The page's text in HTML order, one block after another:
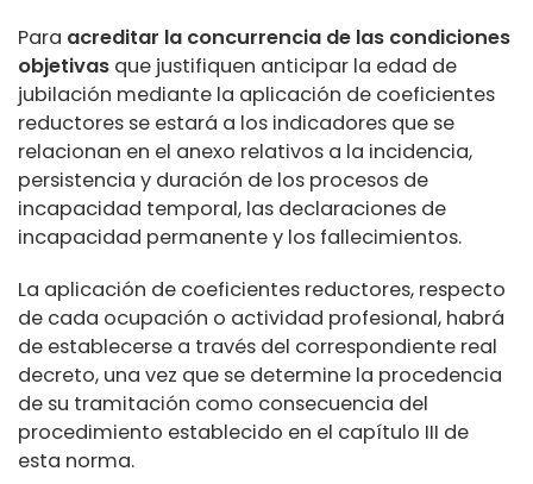
Para acreditar la concurrencia de las condiciones
objetivas que justifiquen anticipar la edad de
jubilación mediante la aplicación de coeficientes
reductores se estará a los indicadores que se
relacionan en el anexo relativos a la incidencia,
persistencia y duración de los procesos de
incapacidad temporal, las declaraciones de
incapacidad permanente y los fallecimientos.
La aplicación de coeficientes reductores, respecto
de cada ocupación o actividad profesional, habrá
de establecerse a través del correspondiente real
decreto, una vez que se determine la procedencia
de su tramitación como consecuencia del
procedimiento establecido en el capítulo III de
esta norma.